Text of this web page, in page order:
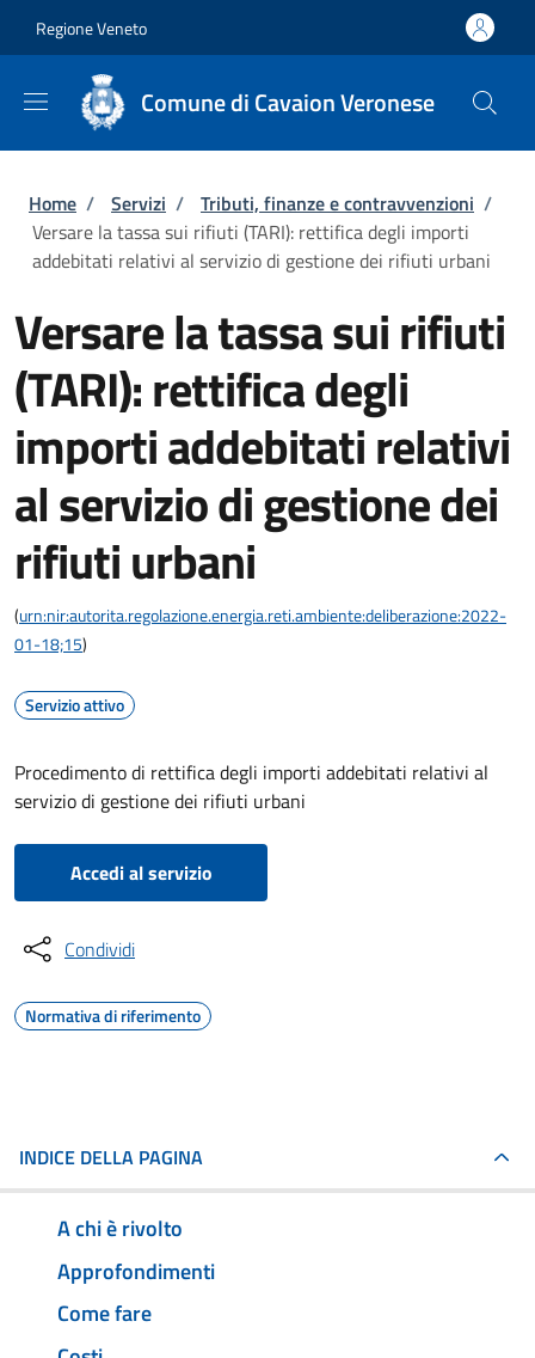
Regione Veneto
Comune di Cavaion Veronese
Briciole di pane
Home / Servizi / Tributi, finanze e contravvenzioni /
Versare la tassa sui rifiuti (TARI): rettifica degli importi
addebitati relativi al servizio di gestione dei rifiuti urbani
Versare la tassa sui rifiuti
(TARI): rettifica degli
importi addebitati relativi
al servizio di gestione dei
rifiuti urbani
(urn:nir:autorita.regolazione.energia.reti.ambiente:deliberazione:2022-
01-18;15)
Servizio attivo
Procedimento di rettifica degli importi addebitati relativi al
servizio di gestione dei rifiuti urbani
Accedi al servizio
Condividi
Normativa di riferimento
INDICE DELLA PAGINA
A chi è rivolto
Approfondimenti
Come fare